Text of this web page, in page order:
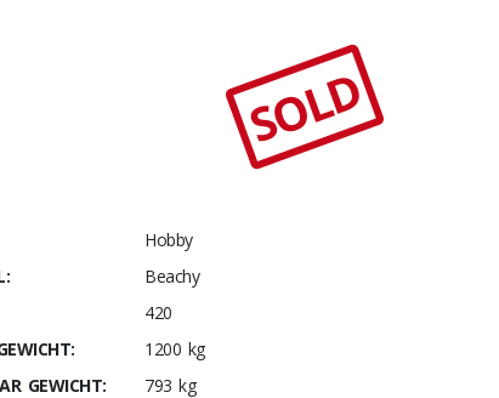
SOLD
Hobby
Beachy
420
1200 kg
GEWICHT:
793 kg